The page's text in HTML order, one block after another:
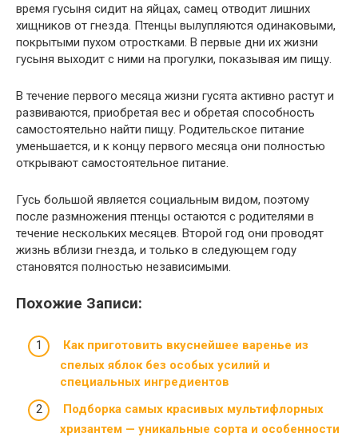
время гусыня сидит на яйцах, самец отводит лишних
хищников от гнезда. Птенцы вылупляются одинаковыми,
покрытыми пухом отростками. В первые дни их жизни
гусыня выходит с ними на прогулки, показывая им пищу.
В течение первого месяца жизни гусята активно растут и
развиваются, приобретая вес и обретая способность
самостоятельно найти пищу. Родительское питание
уменьшается, и к концу первого месяца они полностью
открывают самостоятельное питание.
Гусь большой является социальным видом, поэтому
после размножения птенцы остаются с родителями в
течение нескольких месяцев. Второй год они проводят
жизнь вблизи гнезда, и только в следующем году
становятся полностью независимыми.
Похожие Записи:
Как приготовить вкуснейшее варенье из
спелых яблок без особых усилий и
специальных ингредиентов
Подборка самых красивых мультифлорных
хризантем — уникальные сорта и особенности